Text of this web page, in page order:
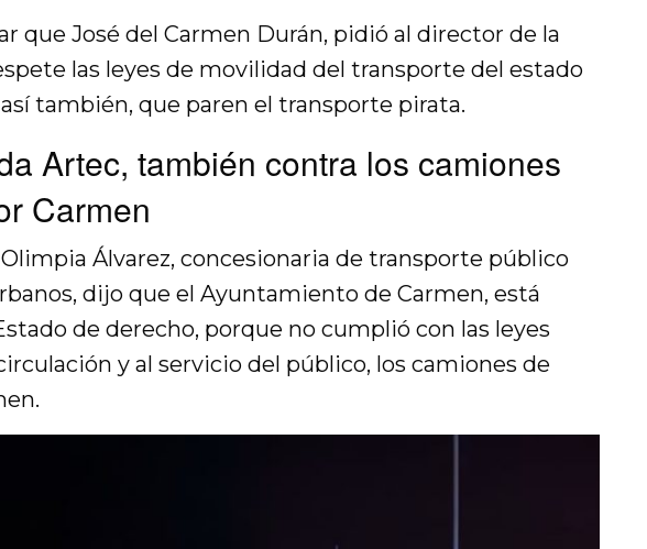
que José del Carmen Durán, pidió al director de la
las leyes de movilidad del transporte del estado
también, que paren el transporte pirata.
Artec, también contra los camiones
Carmen
Álvarez, concesionaria de transporte público
dijo que el Ayuntamiento de Carmen, está
de derecho, porque no cumplió con las leyes
y al servicio del público, los camiones de